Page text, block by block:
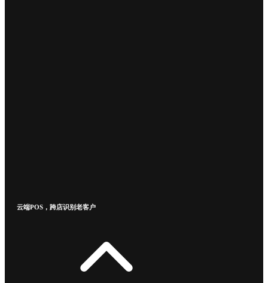
云端POS，跨店识别老客户